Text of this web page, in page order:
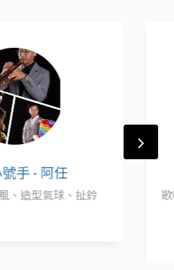
H2樂團
、電子琴、長笛、小提